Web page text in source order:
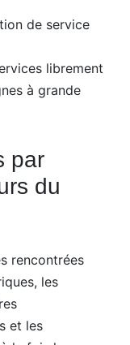
de service
librement
à grande
par
du
rencontrées
les
et les